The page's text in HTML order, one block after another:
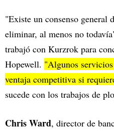
"Existe un consenso general
eliminar, al menos no
trabajó con Kurzrok para
Hopewell. "Algunos
ventaja competitiva si
sucede con los trabajos de
Chris Ward, director de